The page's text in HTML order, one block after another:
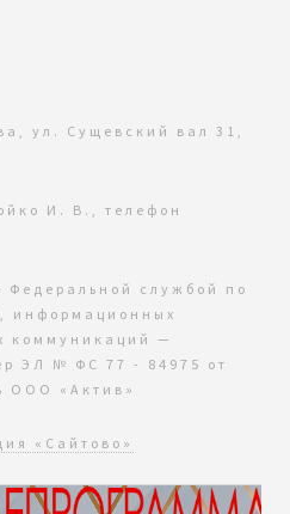
ул. Сущевский вал 31,
И. В., телефон
Федеральной службой по
информационных
коммуникаций —
ЭЛ № ФС 77 - 84975 от
ООО «Актив»
«Сайтово»